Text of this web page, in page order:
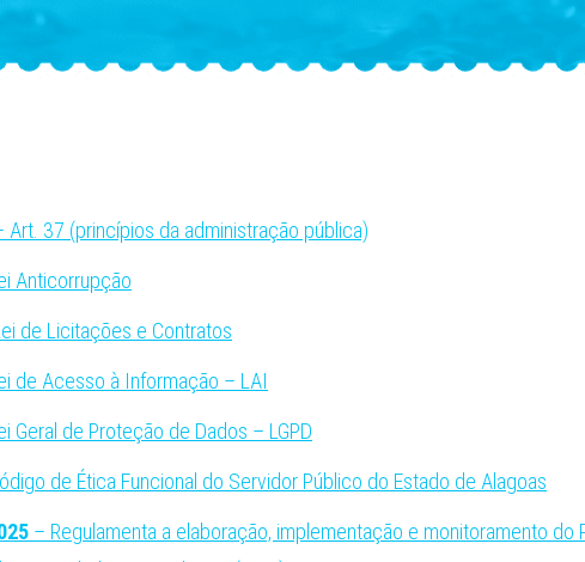
Art. 37 (princípios da administração pública)
Anticorrupção
de Licitações e Contratos
de Acesso à Informação – LAI
Geral de Proteção de Dados – LGPD
de Ética Funcional do Servidor Público do Estado de Alagoas
– Regulamenta a elaboração, implementação e monitoramento